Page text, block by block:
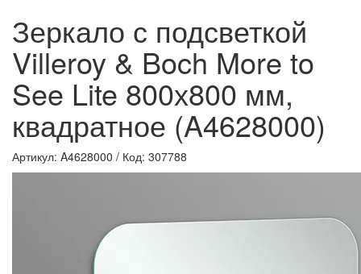
Зеркало с подсветкой
Villeroy & Boch More to
See Lite 800х800 мм,
квадратное (A4628000)
Артикул: A4628000 / Код: 307788